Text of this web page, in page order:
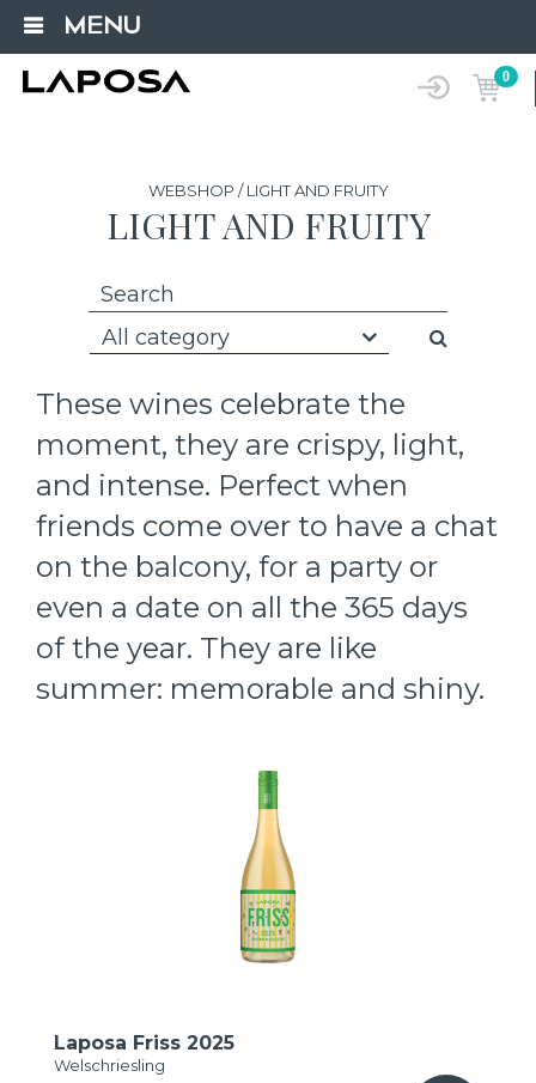
MENU
0
WEBSHOP / LIGHT AND FRUITY
LIGHT AND FRUITY
All category
These wines celebrate the
moment, they are crispy, light,
and intense. Perfect when
friends come over to have a chat
on the balcony, for a party or
even a date on all the 365 days
of the year. They are like
summer: memorable and shiny.
Laposa Friss 2025
Welschriesling